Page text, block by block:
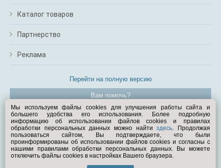
Каталог товаров
Партнерство
Реклама
Перейти на полную версию
Вам помочь?
© Exist.ru 1998—2026
Мы используем файлы cookies для улучшения работы сайта и
большего удобства его использования. Более подробную
информацию об использовании файлов cookies и правилах
обработки персональных данных можно найтиздесь. Продолжая
пользоваться сайтом, Вы подтверждаете, что были
проинформированы об использовании файлов cookies и согласны с
нашими правилами обработки персональных данных. Вы можете
отключить файлы cookies в настройках Вашего браузера.